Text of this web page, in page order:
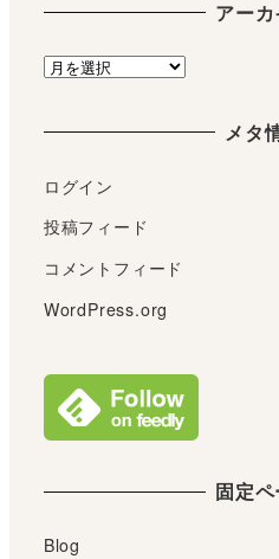
アー
ア
ブ
メタ
ログイン
投稿フィード
コメントフィード
WordPress.org
固定
Blog